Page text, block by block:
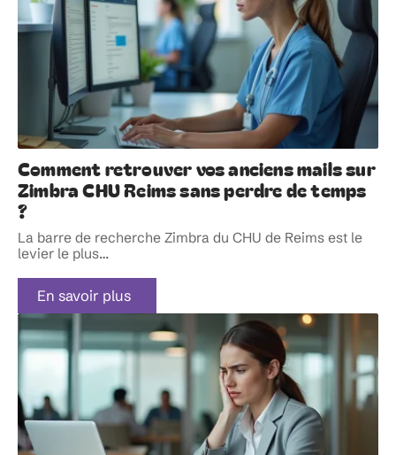
Comment retrouver vos anciens mails sur
Zimbra CHU Reims sans perdre de temps
?
La barre de recherche Zimbra du CHU de Reims est le
levier le plus…
En savoir plus